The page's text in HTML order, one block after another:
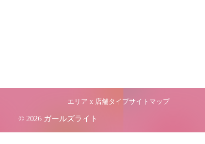
エリア x 店舗タイプサイトマップ
© 2026 ガールズライト